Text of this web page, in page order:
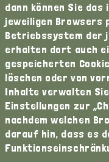
dann können Sie
jeweiligen Browsers
Betriebssystem der
erhalten dort auch
gespeicherten
löschen oder von
Inhalte verwalten
Einstellungen zur
nachdem welchen
darauf hin, dass es